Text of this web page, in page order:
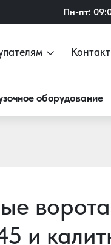
Пн-пт:
оборудование
ворота
и